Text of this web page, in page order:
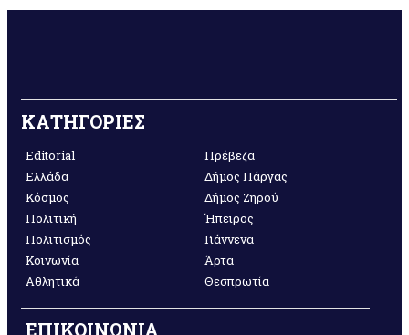
ΚΑΤΗΓΟΡΙΕΣ
Editorial
Ελλάδα
Κόσμος
Πολιτική
Πολιτισμός
Κοινωνία
Αθλητικά
Πρέβεζα
Δήμος Πάργας
Δήμος Ζηρού
Ήπειρος
Γιάννενα
Άρτα
Θεσπρωτία
ΕΠΙΚΟΙΝΩΝΙΑ